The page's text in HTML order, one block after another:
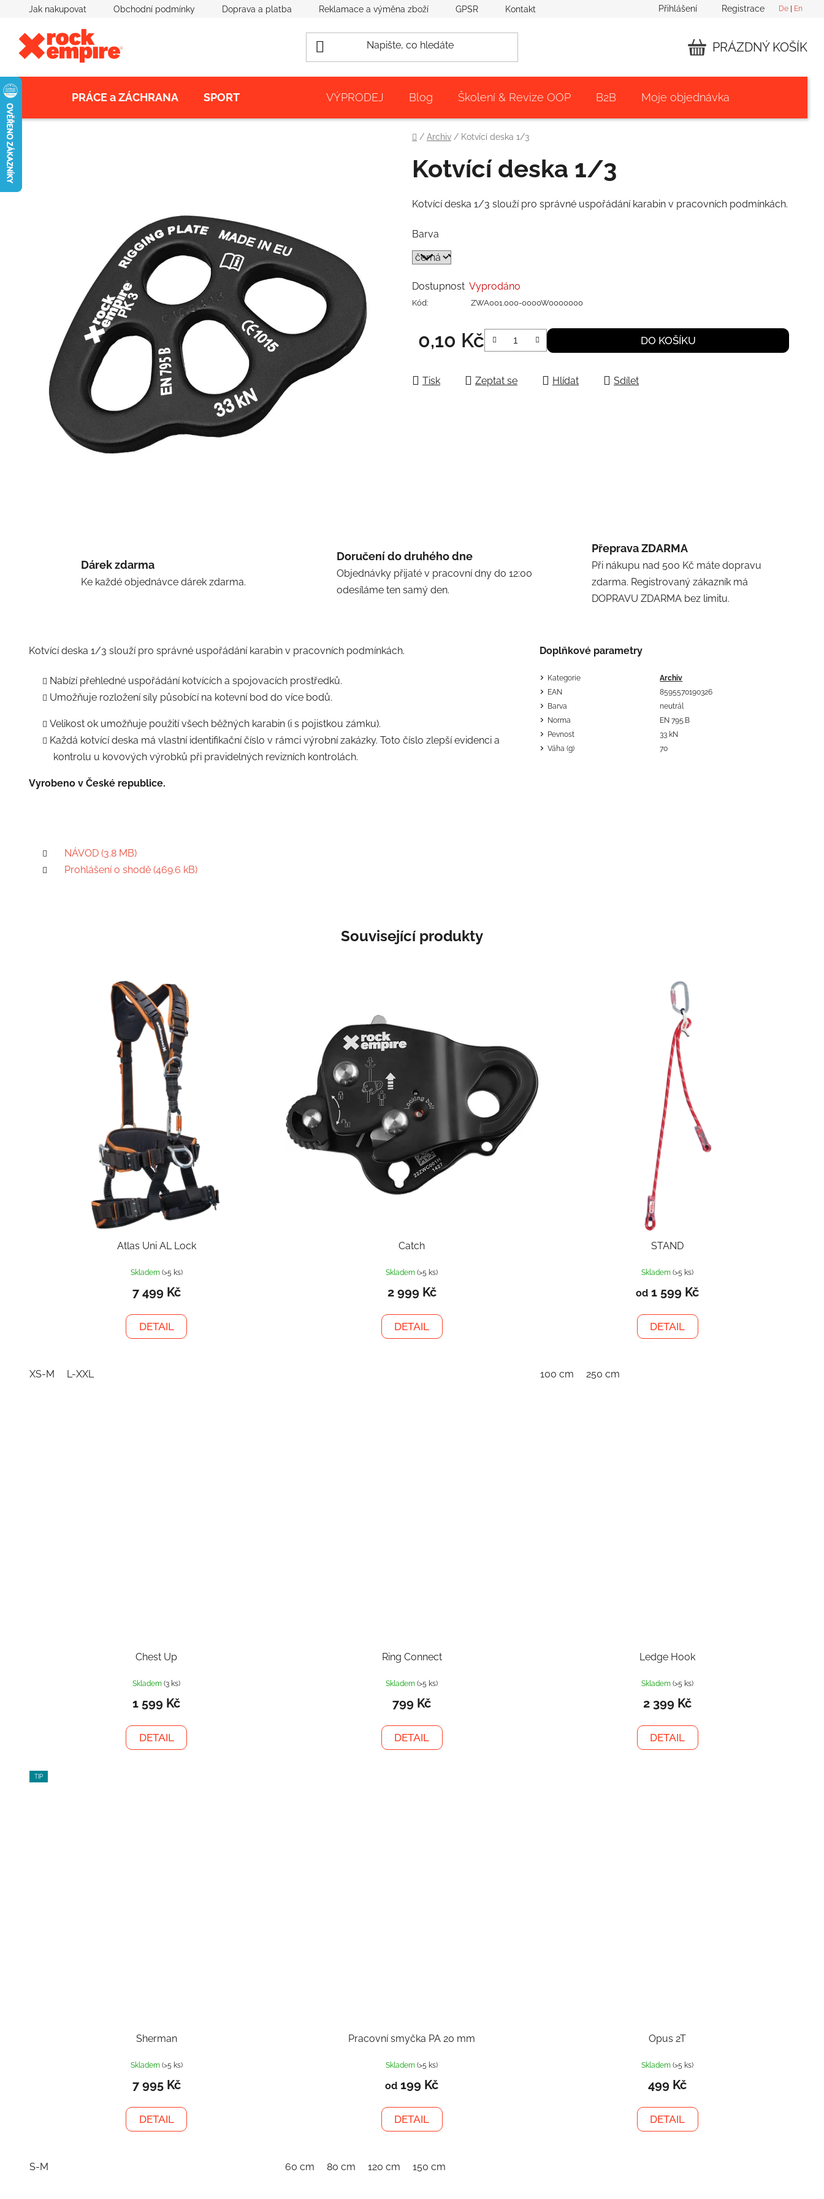
obsah
De| En
Jak nakupovat Obchodní podmínky Doprava a platba Reklamace a výměna zboží GPSR Kontakt Přihlášení Registrace
KOŠÍK
PRÁZDNÝ KOŠÍK
PRÁCE a ZÁCHRANA SPORT VÝPRODEJ Blog Školení & Revize OOP B2B Moje objednávka
Domů
/ Archiv / Kotvící deska 1/3
Kotvící deska 1/3
Kotvící deska 1/3 slouží pro správné uspořádání karabin v pracovních podmínkách.
Barva
Dostupnost Vyprodáno
Kód: ZWA001.000-0000W0000000
0,10 Kč DO KOŠÍKU
Tisk Zeptat se Hlídat Sdílet
Dárek zdarma
Ke každé objednávce dárek zdarma.
Doručení do druhého dne
Objednávky přijaté v pracovní dny do 12:00
odesíláme ten samý den.
Přeprava ZDARMA
Při nákupu nad 500 Kč máte dopravu
zdarma. Registrovaný zákazník má
DOPRAVU ZDARMA bez limitu.
Kotvící deska 1/3 slouží pro správné uspořádání karabin v pracovních podmínkách.
Nabízí přehledné uspořádání kotvících a spojovacích prostředků.
Umožňuje rozložení síly působící na kotevní bod do více bodů.
Velikost ok umožňuje použití všech běžných karabin (i s pojistkou zámku).
Každá kotvící deska má vlastní identifikační číslo v rámci výrobní zakázky. Toto číslo zlepší evidenci a
kontrolu u kovových výrobků při pravidelných revizních kontrolách.
Vyrobeno v České republice.
Doplňkové parametry
Kategorie
Archiv
EAN
8595570190326
Barva
neutrál
Norma
EN 795.B
Pevnost
33 kN
Váha (g)
70
NÁVOD (3.8 MB)
Prohlášení o shodě (469.6 kB)
Související produkty
Atlas Uni AL Lock
Skladem (>5 ks)
7 499 Kč
DETAIL
XS-M L-XXL
Catch
Skladem(>5 ks)
2 999 Kč
DETAIL
STAND
Skladem(>5 ks)
od 1 599 Kč
DETAIL
100 cm 250 cm
Chest Up
Skladem(3 ks)
1 599 Kč
DETAIL
Ring Connect
Skladem(>5 ks)
799 Kč
DETAIL
Ledge Hook
Skladem(>5 ks)
2 399 Kč
DETAIL
TIP
Sherman
Skladem (>5 ks)
7 995 Kč
DETAIL
S-M
Pracovní smyčka PA 20 mm
Skladem(>5 ks)
od 199 Kč
DETAIL
60 cm 80 cm 120 cm 150 cm
Opus 2T
Skladem(>5 ks)
499 Kč
DETAIL